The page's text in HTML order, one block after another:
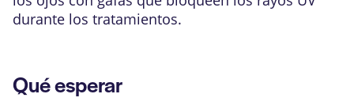
durante los tratamientos.
Qué esperar